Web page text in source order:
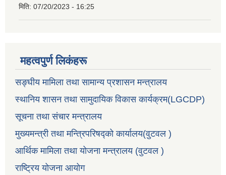
मिति: 07/20/2023 - 16:25
महत्वपुर्ण लिकंहरू
सङ्घीय मामिला तथा सामान्य प्रशासन मन्त्रालय
स्थानिय शासन तथा सामुदायिक विकास कार्यक्रम(LGCDP)
सूचना तथा संचार मन्त्रालय
मुख्यमन्त्री तथा मन्त्रिपरिषद्को कार्यालय(वुटवल )
आर्थिक मामिला तथा योजना मन्त्रालय (वुटवल )
राष्ट्रिय योजना आयोग